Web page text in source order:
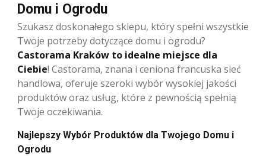
Domu i Ogrodu
Szukasz doskonałego sklepu, który spełni wszystkie
Twoje potrzeby dotyczące domu i ogrodu?
Castorama Kraków to idealne miejsce dla
Ciebie! Castorama, znana i ceniona francuska sieć
handlowa, oferuje szeroki wybór wysokiej jakości
produktów oraz usług, które z pewnością spełnią
Twoje oczekiwania.
Najlepszy Wybór Produktów dla Twojego Domu i
Ogrodu